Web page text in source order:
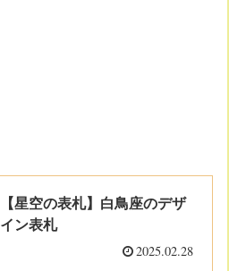
【星空の表札】白鳥座のデザ
イン表札
2025.02.28